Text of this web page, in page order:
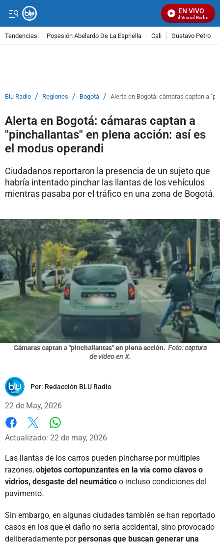
EN VIVO
Señal Visual Radio
Tendencias: Posesión Abelardo De La Espriella Cali Gustavo Petro
Blu Radio / Regiones / Bogotá / Alerta en Bogotá: cámaras captan a
Alerta en Bogotá: cámaras captan a
"pinchallantas" en plena acción: así es
el modus operandi
Ciudadanos reportaron la presencia de un sujeto que
habría intentado pinchar las llantas de los vehículos
mientras pasaba por el tráfico en una zona de Bogotá.
Cámaras captan a "pinchallantas" en plena acción. Foto: captura
de video en X.
Por: Redacción BLU Radio
22 de May, 2026
Facebook
X
Actualizado: 22 de may, 2026
Las llantas de los carros pueden pincharse por múltiples
razones, objetos cortopunzantes en la vía como clavos o
vidrios, desgaste del neumático o incluso condiciones del
pavimento.
Sin embargo, en algunas ciudades también se han reportado
casos en los que el daño no sería accidental, sino provocado
deliberadamente porpersonas que buscan generar una